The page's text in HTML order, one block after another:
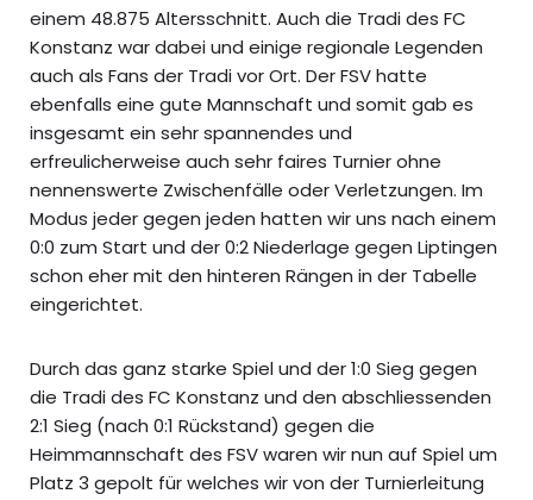
einem 48.875 Altersschnitt. Auch die Tradi des FC
Konstanz war dabei und einige regionale Legenden
auch als Fans der Tradi vor Ort. Der FSV hatte
ebenfalls eine gute Mannschaft und somit gab es
insgesamt ein sehr spannendes und
erfreulicherweise auch sehr faires Turnier ohne
nennenswerte Zwischenfälle oder Verletzungen. Im
Modus jeder gegen jeden hatten wir uns nach einem
0:0 zum Start und der 0:2 Niederlage gegen Liptingen
schon eher mit den hinteren Rängen in der Tabelle
eingerichtet.
Durch das ganz starke Spiel und der 1:0 Sieg gegen
die Tradi des FC Konstanz und den abschliessenden
2:1 Sieg (nach 0:1 Rückstand) gegen die
Heimmannschaft des FSV waren wir nun auf Spiel um
Platz 3 gepolt für welches wir von der Turnierleitung